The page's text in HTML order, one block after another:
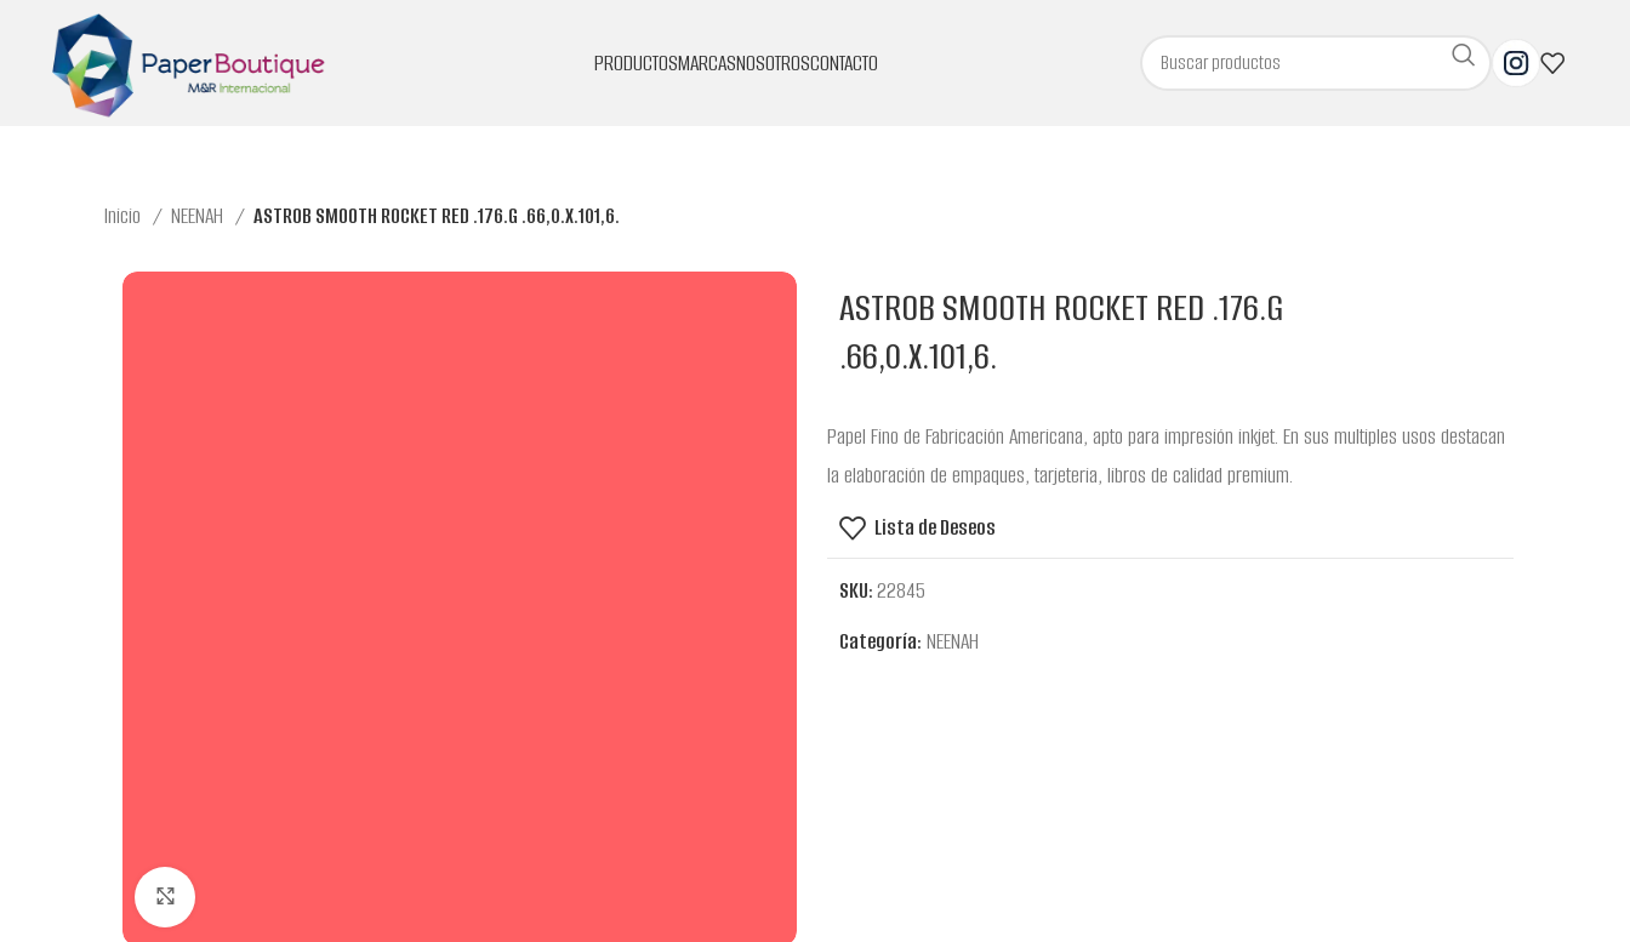
PRODUCTOSMARCASNOSOTROSCONTACTO
Inicio NEENAH ASTROB SMOOTH ROCKET RED .176.G .66,0.X.101,6.
ASTROB SMOOTH ROCKET RED .176.G
.66,0.X.101,6.
Papel Fino de Fabricación Americana, apto para impresión inkjet. En sus multiples usos destacan
la elaboración de empaques, tarjeteria, libros de calidad premium.
Lista de Deseos
SKU:22845
Categoría: NEENAH